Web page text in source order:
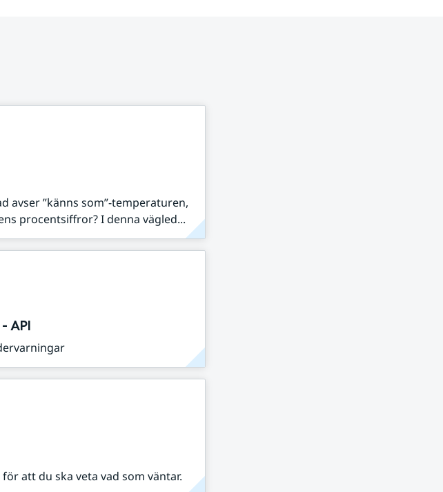
avser ”känns som”-temperaturen,
procentsiffror? I denna vägled...
API
att du ska veta vad som väntar.